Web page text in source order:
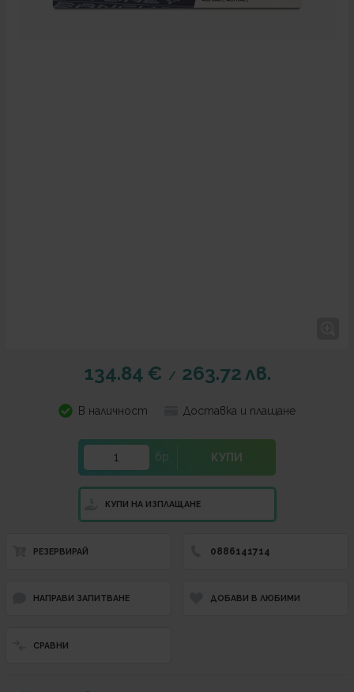
134.84 € / 263.72лв.
В наличност Доставка и плащане
бр. КУПИ
КУПИ НА ИЗПЛАЩАНЕ
РЕЗЕРВИРАЙ 0886141714
НАПРАВИ ЗАПИТВАНЕ ДОБАВИ В ЛЮБИМИ
СРАВНИ